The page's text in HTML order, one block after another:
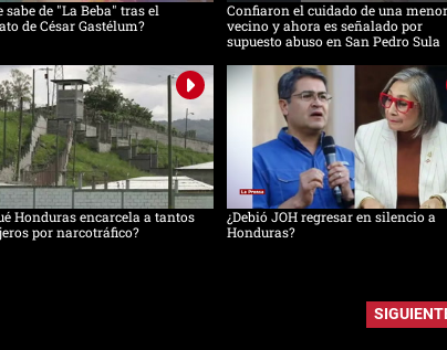
sabe de "La Beba" tras el
de César Gastélum?
Confiaron el cuidado de una
vecino y ahora es señalado por
supuesto abuso en San Pedro Sula
Honduras encarcela a tantos
por narcotráfico?
¿Debió JOH regresar en silencio a
Honduras?